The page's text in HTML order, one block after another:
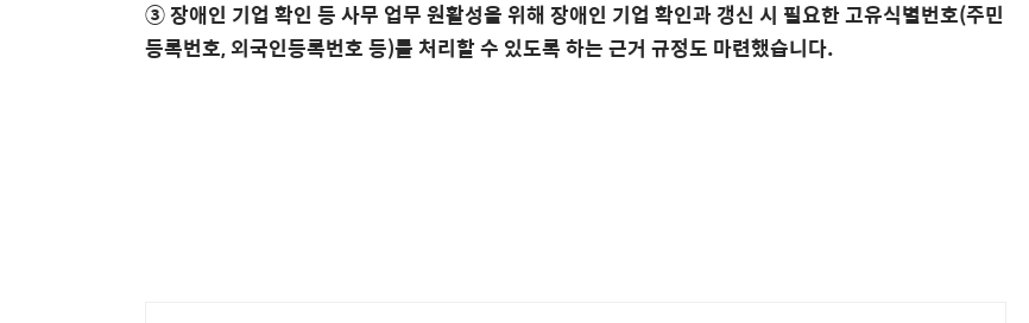
③ 장애인 기업 확인 등 사무 업무 원활성을 위해 장애인 기업 확인과 갱신 시 필요한 고유식별번호(주민
등록번호, 외국인등록번호 등)를 처리할 수 있도록 하는 근거 규정도 마련했습니다.